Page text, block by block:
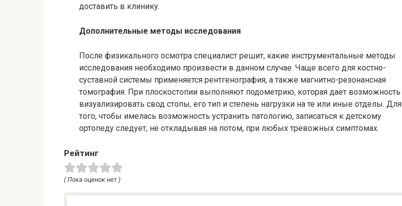
доставить в клинику.
Дополнительные методы исследования
После физикального осмотра специалист решит, какие инструментальные методы
исследования необходимо произвести в данном случае. Чаще всего для костно-
суставной системы применяется рентгенография, а также магнитно-резонансная
томография. При плоскостопии выполняют подометрию, которая дает возможность
визуализировать свод стопы, его тип и степень нагрузки на те или иные отделы. Для
того, чтобы имелась возможность устранить патологию, записаться к детскому
ортопеду следует, не откладывая на потом, при любых тревожных симптомах.
Рейтинг
( Пока оценок нет )